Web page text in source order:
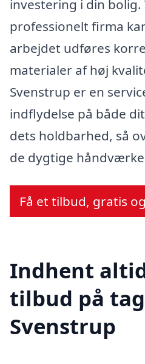
investering i din
professionelt firma
arbejdet udføres
materialer af høj
Svenstrup er en
indflydelse på både
dets holdbarhed, så
de dygtige
Få et tilbud, gratis
Indhent
tilbud på
Svenstrup